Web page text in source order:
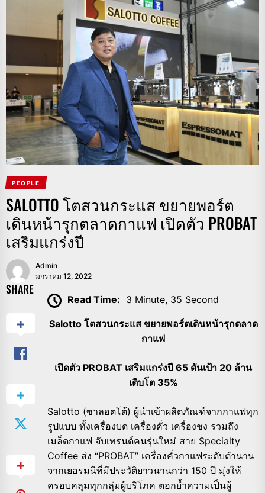
PEOPLE
SALOTTO โตสวนกระแส ขยายพอร์ต
เดินหน้ารุกตลาดกาแฟ เปิดตัว PROBAT
เสริมแกร่งปี
Admin
มกราคม 12, 2022
SHARE
Read Time: 3 Minute, 35 Second
Salotto โตสวนกระแส ขยายพอร์ตเดินหน้ารุกตลาด
กาแฟ
เปิดตัว PROBAT เสริมแกร่งปี 65 ดันเป้า 20 ล้าน
เติบโต 35%
Salotto (ซาลอตโต้) ผู้นำเข้าผลิตภัณฑ์จากกาแฟทุก
รูปแบบ ทั้งเครื่องบด เครื่องคั่ว เครื่องชง รวมถึง
เมล็ดกาแฟ จับเทรนด์คนรุ่นใหม่ สาย Specialty
Coffee ส่ง “PROBAT” เครื่องคั่วกาแฟระดับตำนาน
จากเยอรมนีที่มีประวัติยาวนานกว่า 150 ปี มุ่งให้
ครอบคลุมทุกกลุ่มผู้บริโภค ตอกย้ำความเป็นผู้